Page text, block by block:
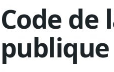
Code de
publique